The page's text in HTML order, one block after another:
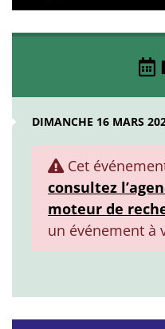
DIMANCHE 16 MARS
Cet
consultez
moteur de
un événement à